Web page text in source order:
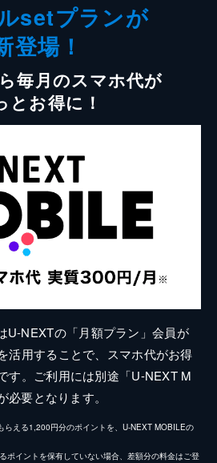
setプランが
登場！
毎月のスマホ代が
とお得に！
U-NEXTの「月額プラン」会員が
活用することで、スマホ代がお得
す。ご利用には別途「U-NEXT M
要となります。
らえる1,200円分のポイントを、U-NEXT MOBILEの
ポイントを保有していない場合、差額分の料金はご登